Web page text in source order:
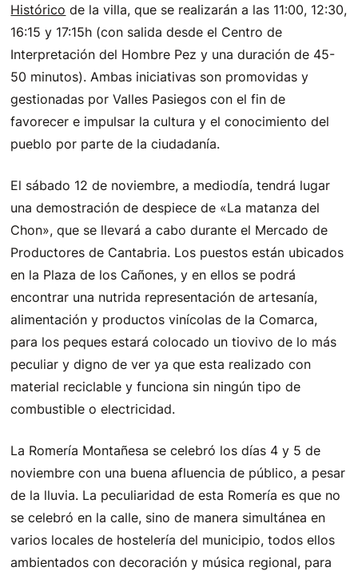
Histórico de la villa, que se realizarán a las 11:00, 12:30,
16:15 y 17:15h (con salida desde el Centro de
Interpretación del Hombre Pez y una duración de 45-
50 minutos). Ambas iniciativas son promovidas y
gestionadas por Valles Pasiegos con el fin de
favorecer e impulsar la cultura y el conocimiento del
pueblo por parte de la ciudadanía.
El sábado 12 de noviembre, a mediodía, tendrá lugar
una demostración de despiece de «La matanza del
Chon», que se llevará a cabo durante el Mercado de
Productores de Cantabria. Los puestos están ubicados
en la Plaza de los Cañones, y en ellos se podrá
encontrar una nutrida representación de artesanía,
alimentación y productos vinícolas de la Comarca,
para los peques estará colocado un tiovivo de lo más
peculiar y digno de ver ya que esta realizado con
material reciclable y funciona sin ningún tipo de
combustible o electricidad.
La Romería Montañesa se celebró los días 4 y 5 de
noviembre con una buena afluencia de público, a pesar
de la lluvia. La peculiaridad de esta Romería es que no
se celebró en la calle, sino de manera simultánea en
varios locales de hostelería del municipio, todos ellos
ambientados con decoración y música regional, para